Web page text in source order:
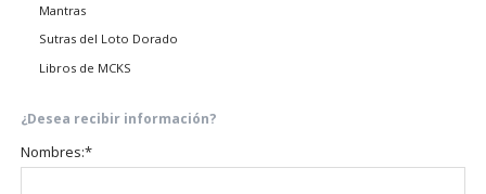
Mantras
Sutras del Loto Dorado
Libros de MCKS
¿Desea recibir información?
Campo
obligatorio
Nombres:*